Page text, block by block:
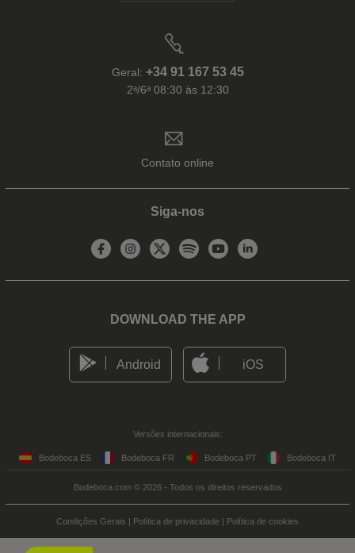
Geral: +34 91 167 53 45
2ᵃ/6ᵃ 08:30 às 12:30
Contato online
Siga-nos
DOWNLOAD THE APP
Android iOS
Versões internacionais:
Bodeboca ES Bodeboca FR Bodeboca PT Bodeboca IT
Bodeboca.com © 2026 - Todos os direitos reservados
Condições Gerais | Política de privacidade | Política de cookies